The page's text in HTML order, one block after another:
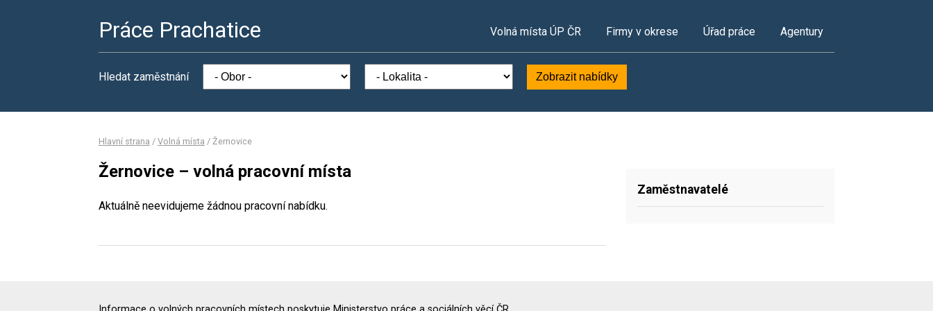
Práce Prachatice Volná místa ÚP ČR Firmy v okrese Úřad práce Agentury
Hledat zaměstnání Zobrazit nabídky
Hlavní strana / Volná místa / Žernovice
Žernovice – volná pracovní místa
Aktuálně neevidujeme žádnou pracovní nabídku.
Zaměstnavatelé